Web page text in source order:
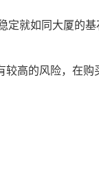
定就如同大厦的
高的风险，在